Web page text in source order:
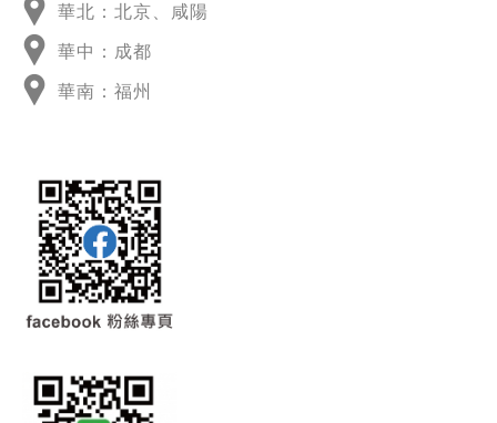
華北：北京、咸陽
華中：成都
華南：福州